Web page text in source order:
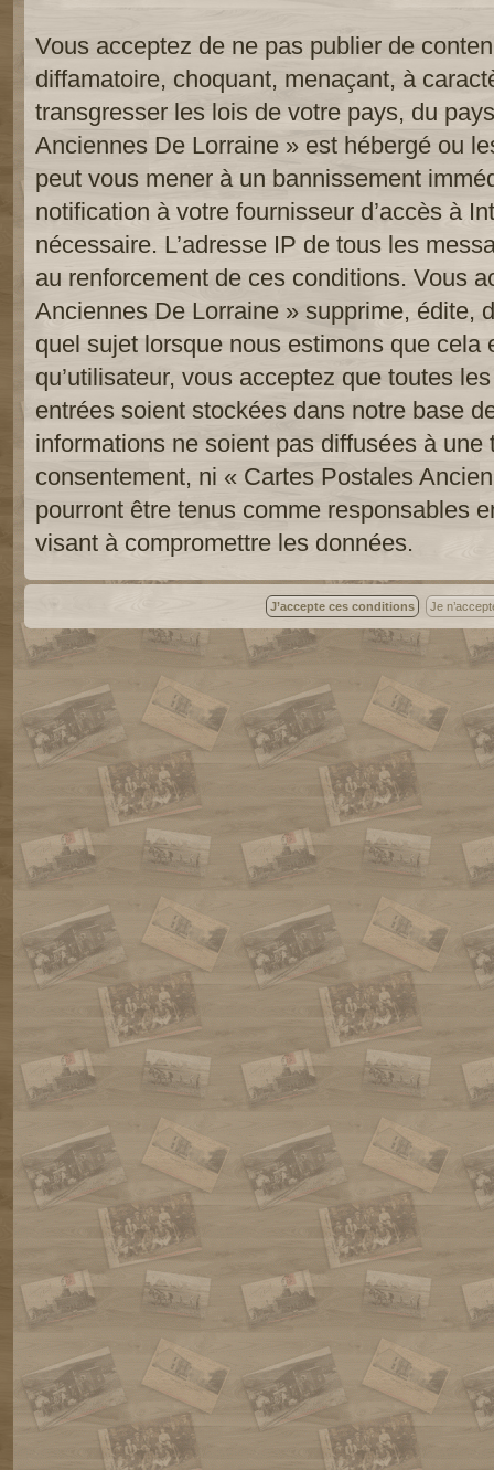
Vous acceptez de ne pas publier de
diffamatoire, choquant, menaçant, à
transgresser les lois de votre pays, du
Anciennes De Lorraine » est hébergé ou
peut vous mener à un bannissement
notification à votre fournisseur d’accès à
nécessaire. L’adresse IP de tous les
au renforcement de ces conditions. Vous
Anciennes De Lorraine » supprime, édite,
quel sujet lorsque nous estimons que cela
qu’utilisateur, vous acceptez que toutes
entrées soient stockées dans notre base
informations ne soient pas diffusées à une
consentement, ni « Cartes Postales
pourront être tenus comme responsables
visant à compromettre les données.